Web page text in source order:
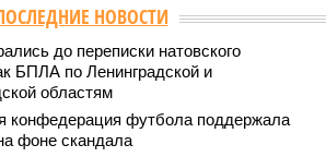
НОВОСТИ
до переписки натовского
БПЛА по Ленинградской и
областям
конфедерация футбола поддержала
фоне скандала